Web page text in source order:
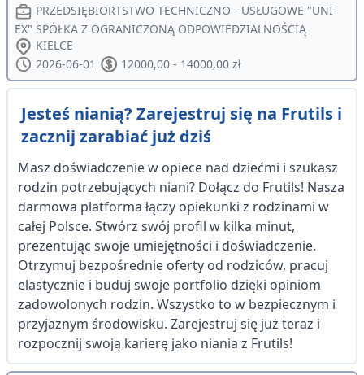
PRZEDSIĘBIORTSTWO TECHNICZNO - USŁUGOWE "UNI-
EX" SPÓŁKA Z OGRANICZONĄ ODPOWIEDZIALNOŚCIĄ
KIELCE
2026-06-01
12000,00 - 14000,00 zł
Jesteś nianią? Zarejestruj się na Frutils i
zacznij zarabiać już dziś
Masz doświadczenie w opiece nad dziećmi i szukasz
rodzin potrzebujących niani? Dołącz do Frutils! Nasza
darmowa platforma łączy opiekunki z rodzinami w
całej Polsce. Stwórz swój profil w kilka minut,
prezentując swoje umiejętności i doświadczenie.
Otrzymuj bezpośrednie oferty od rodziców, pracuj
elastycznie i buduj swoje portfolio dzięki opiniom
zadowolonych rodzin. Wszystko to w bezpiecznym i
przyjaznym środowisku. Zarejestruj się już teraz i
rozpocznij swoją karierę jako niania z Frutils!